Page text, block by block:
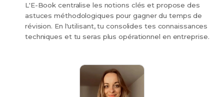
L'E-Book centralise les notions clés et propose des
astuces méthodologiques pour gagner du temps de
révision. En l'utilisant, tu consolides tes connaissances
techniques et tu seras plus opérationnel en entreprise.